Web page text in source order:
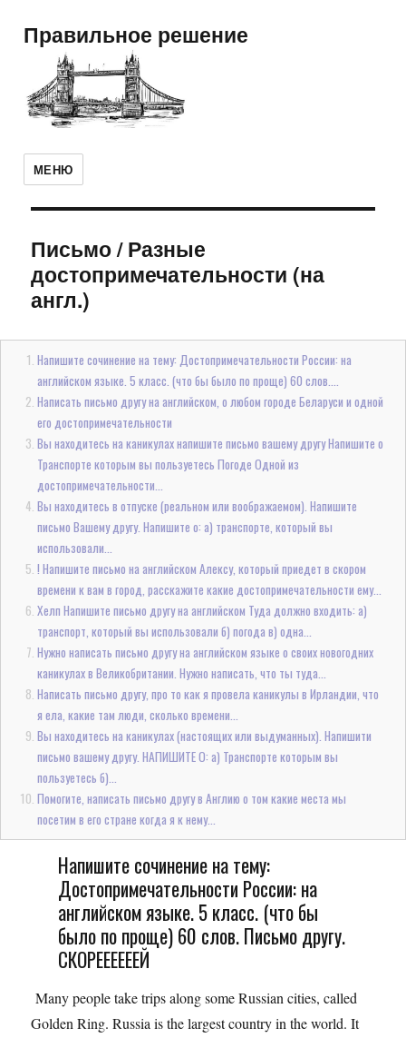
Правильное решение
МЕНЮ
Письмо/Разные
достопримечательности (на
англ.)
Напишите сочинение на тему: Достопримечательности России: на
английском языке. 5 класс. (что бы было по проще) 60 слов....
Написать письмо другу на английском, о любом городе Беларуси и одной
его достопримечательности
Вы находитесь на каникулах напишите письмо вашему другу Напишите о
Транспорте которым вы пользуетесь Погоде Одной из
достопримечательности...
Вы находитесь в отпуске (реальном или воображаемом). Напишите
письмо Вашему другу. Напишите о: а) транспорте, который вы
использовали...
! Напишите письмо на английском Алексу, который приедет в скором
времени к вам в город, расскажите какие достопримечательности ему...
Хелп Напишите письмо другу на английском Туда должно входить: а)
транспорт, который вы использовали б) погода в) одна...
Нужно написать письмо другу на английском языке о своих новогодних
каникулах в Великобритании. Нужно написать, что ты туда...
Написать письмо другу, про то как я провела каникулы в Ирландии, что
я ела, какие там люди, сколько времени...
Вы находитесь на каникулах (настоящих или выдуманных). Напишити
письмо вашему другу. НАПИШИТЕ О: а) Транспорте которым вы
пользуетесь б)...
Помогите, написать письмо другу в Англию о том какие места мы
посетим в его стране когда я к нему...
Напишите сочинение на тему:
Достопримечательности России: на
английском языке. 5 класс. (что бы
было по проще) 60 слов. Письмо другу.
СКОРЕЕЕЕЕЕЙ
Many people take trips along some Russian cities, called
Golden Ring. Russia is the largest country in the world. It